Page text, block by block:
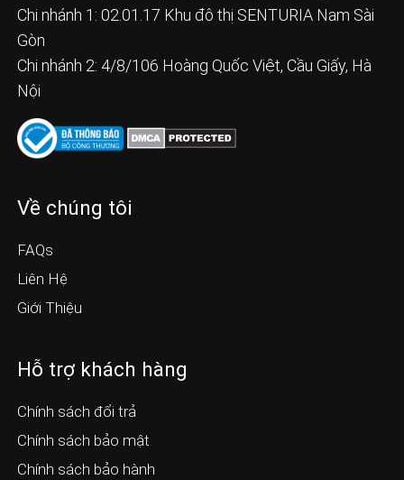
Chi nhánh 1: 02.01.17 Khu đô thị SENTURIA Nam Sài
Gòn
Chi nhánh 2: 4/8/106 Hoàng Quốc Việt, Cầu Giấy, Hà
Nội
Về chúng tôi
FAQs
Liên Hệ
Giới Thiệu
Hỗ trợ khách hàng
Chính sách đổi trả
Chính sách bảo mật
Chính sách bảo hành